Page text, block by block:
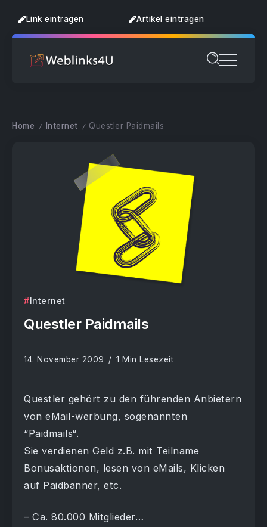
Link eintragen Artikel eintragen
Home / Internet / Questler Paidmails
Internet
Questler Paidmails
14. November 2009 1 Min Lesezeit
Questler gehört zu den führenden Anbietern
von eMail-werbung, sogenannten
“Paidmails“.
Sie verdienen Geld z.B. mit Teilname
Bonusaktionen, lesen von eMails, Klicken
auf Paidbanner, etc.
– Ca. 80.000 Mitglieder…